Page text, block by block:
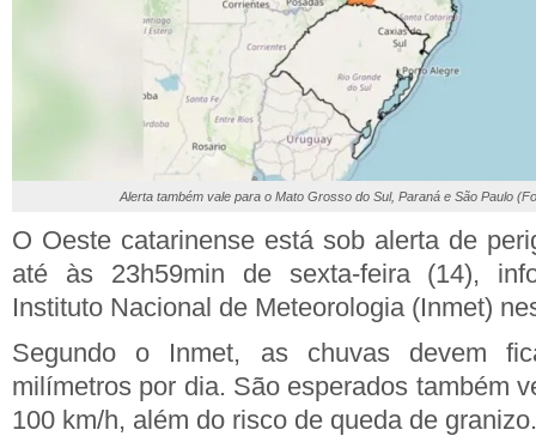
Alerta também vale para o Mato Grosso do Sul, Paraná e São Paulo
O Oeste catarinense está sob alerta de
até às 23h59min de sexta-feira (14),
Instituto Nacional de Meteorologia (Inmet)
Segundo o Inmet, as chuvas devem
milímetros por dia. São esperados também
100 km/h, além do risco de queda de granizo.